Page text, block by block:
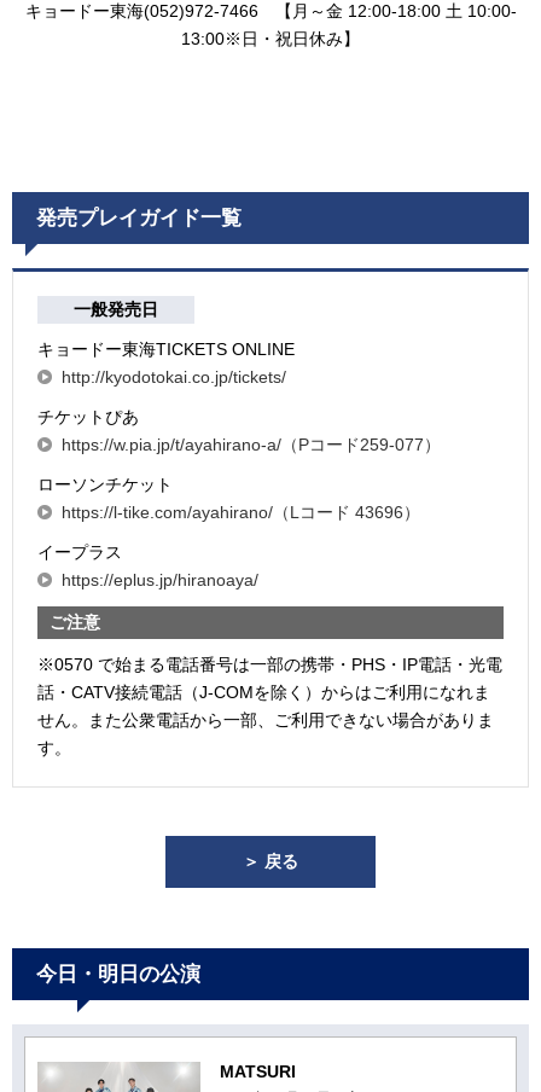
キョードー東海(052)972-7466 【月～金 12:00-18:00 土 10:00-
13:00※日・祝日休み】
発売プレイガイド一覧
一般発売日
キョードー東海TICKETS ONLINE
http://kyodotokai.co.jp/tickets/
チケットぴあ
https://w.pia.jp/t/ayahirano-a/（Pコード259-077）
ローソンチケット
https://l-tike.com/ayahirano/（Lコード 43696）
イープラス
https://eplus.jp/hiranoaya/
ご注意
※0570 で始まる電話番号は一部の携帯・PHS・IP電話・光電
話・CATV接続電話（J-COMを除く）からはご利用になれま
せん。また公衆電話から一部、ご利用できない場合がありま
す。
＞ 戻る
今日・明日の公演
MATSURI